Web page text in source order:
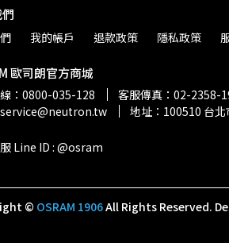
我的帳戶 退款政策 隱私政策
歐司朗官方商城
：0800-035-128
客服傳真：02-2358-
地址：100510 台
Line ID : @osram
© OSRAM 1906All Rights Reserved.